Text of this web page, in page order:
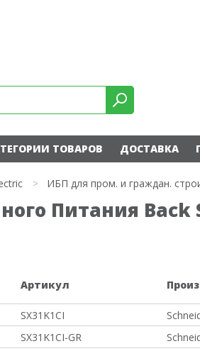
ТОВАРОВ ДОСТАВКА
> ИБП для пром. и граждан.
Питания Back
Артикул
SX31K1CI
SX31K1CI-GR